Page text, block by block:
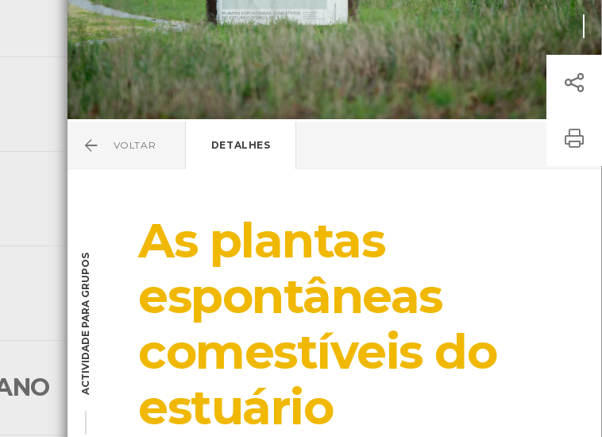
[ 9 Actividades ]
VOLTAR DETALHES
ACTIVIDADE PARA GRUPOS
As plantas
espontâneas
comestíveis do
estuário